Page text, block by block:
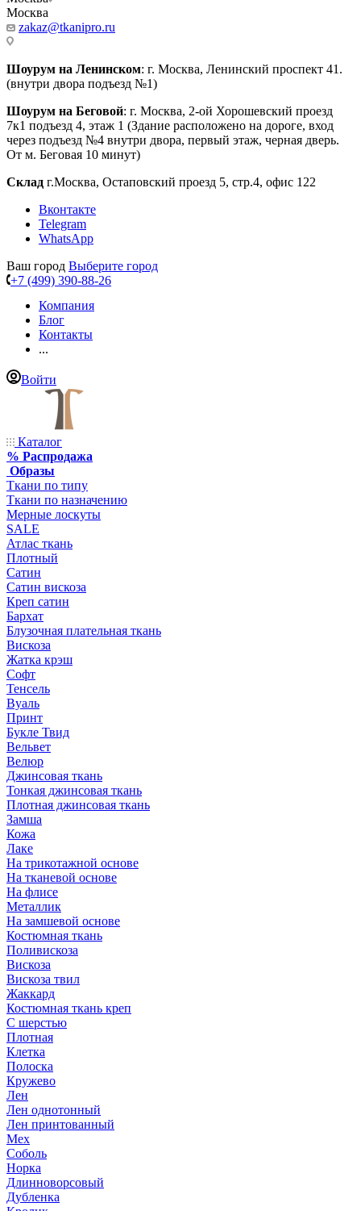
Москва
zakaz@tkanipro.ru
Шоурум на Ленинском: г. Москва, Ленинский проспект 41.
(внутри двора подъезд №1)
Шоурум на Беговой: г. Москва, 2-ой Хорошевский проезд
7к1 подъезд 4, этаж 1 (Здание расположено на дороге, вход
через подъезд №4 внутри двора, первый этаж, черная дверь.
От м. Беговая 10 минут)
Склад г.Москва, Остаповский проезд 5, стр.4, офис 122
Вконтакте
Telegram
WhatsApp
Ваш город Выберите город
+7 (499) 390-88-26
Компания
Блог
Контакты
...
Войти
Каталог
% Распродажа
Образы
Ткани по типу
Ткани по назначению
Мерные лоскуты
SALE
Атлас ткань
Плотный
Сатин
Сатин вискоза
Креп сатин
Бархат
Блузочная плательная ткань
Вискоза
Жатка крэш
Софт
Тенсель
Вуаль
Принт
Букле Твид
Вельвет
Велюр
Джинсовая ткань
Тонкая джинсовая ткань
Плотная джинсовая ткань
Замша
Кожа
Лаке
На трикотажной основе
На тканевой основе
На флисе
Металлик
На замшевой основе
Костюмная ткань
Поливискоза
Вискоза
Вискоза твил
Жаккард
Костюмная ткань креп
С шерстью
Плотная
Клетка
Полоска
Кружево
Лен
Лен однотонный
Лен принтованный
Мех
Соболь
Норка
Длинноворсовый
Дубленка